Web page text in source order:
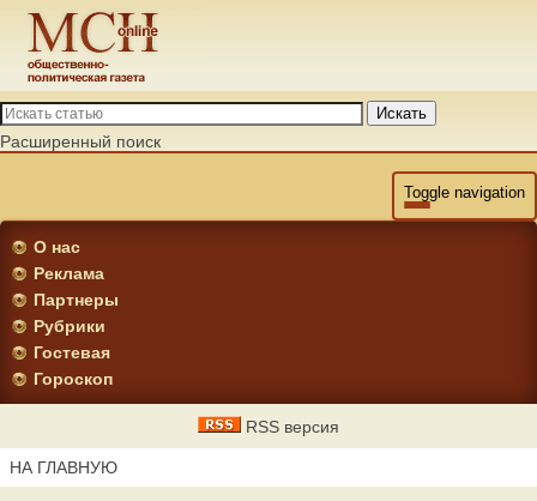
Искать
Расширенный поиск
Toggle navigation
О нас
Реклама
Партнеры
Рубрики
Гостевая
Гороскоп
RSS версия
НА ГЛАВНУЮ